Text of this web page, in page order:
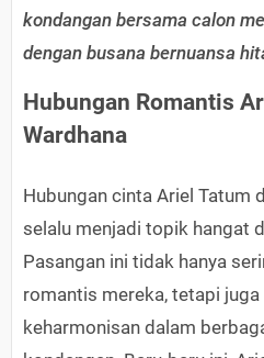
kondangan bersama calon
dengan busana bernuansa
Hubungan Romantis
Wardhana
Hubungan cinta Ariel Tatum
selalu menjadi topik hangat
Pasangan ini tidak hanya
romantis mereka, tetapi
keharmonisan dalam